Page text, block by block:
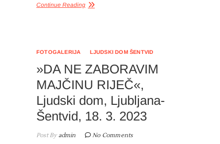
Continue Reading
FOTOGALERIJA LJUDSKI DOM ŠENTVID
»DA NE ZABORAVIM
MAJČINU RIJEČ«,
Ljudski dom, Ljubljana-
Šentvid, 18. 3. 2023
Post Byadmin No Comments